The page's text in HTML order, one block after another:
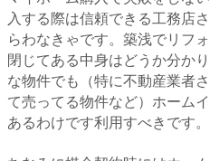
入する際は信頼できる工務店
らわなきゃです。築浅でリフ
閉じてある中身はどうか分か
な物件でも（特に不動産業者
て売ってる物件など）ホーム
あるわけです利用すべきです。